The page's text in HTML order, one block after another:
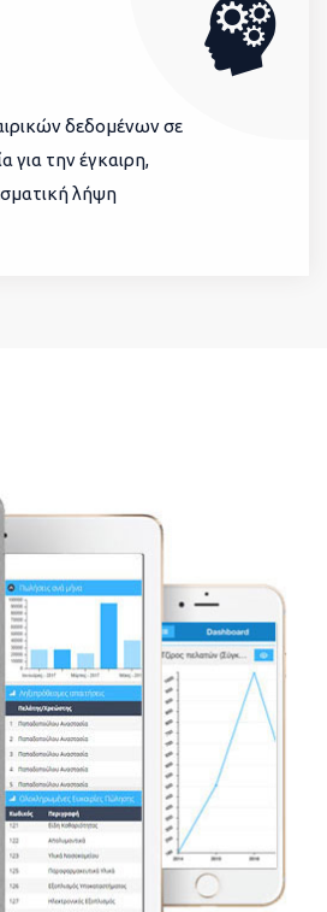
δεδομένων σε
για την έγκαιρη,
λήψη